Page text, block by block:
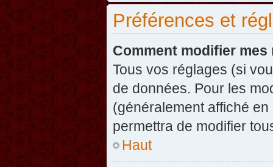
Préférences et
Comment modifier mes
Tous vos réglages (si
de données. Pour les
(généralement affiché
permettra de modifier
Haut